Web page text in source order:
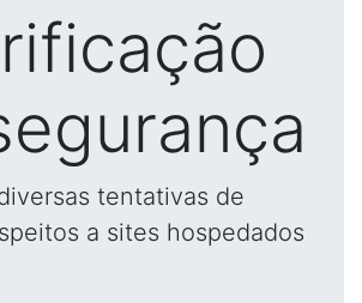
tentativas de
a sites hospedados